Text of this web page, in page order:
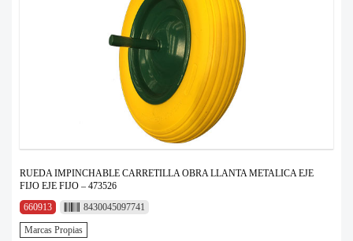
RUEDA IMPINCHABLE CARRETILLA OBRA LLANTA METALICA EJE
FIJO EJE FIJO – 473526
660913
8430045097741
Marcas Propias